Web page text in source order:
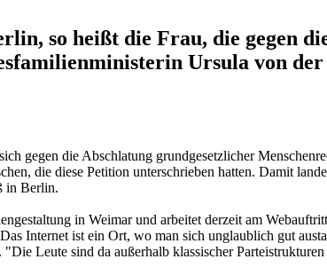
so heißt die Frau, die gegen
Ursula von
gegen die Abschlatung grundgesetzlicher
die diese Petition unterschrieben hatten. Damit
in Berlin.
in Weimar und arbeitet derzeit am
Internet ist ein Ort, wo man sich unglaublich gut
Leute sind da außerhalb klassischer